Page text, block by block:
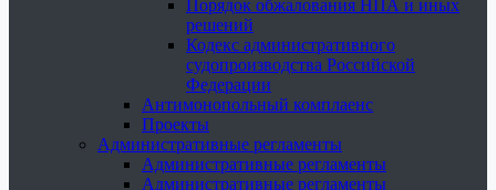
Порядок обжалования НПА и иных
решений
Кодекс административного
судопроизводства Российской
Федерации
Антимонопольный комплаенс
Проекты
Административные регламенты
Административные регламенты
Административные регламенты